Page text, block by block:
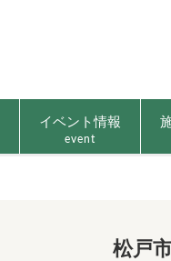
イベント情報
event
松戸